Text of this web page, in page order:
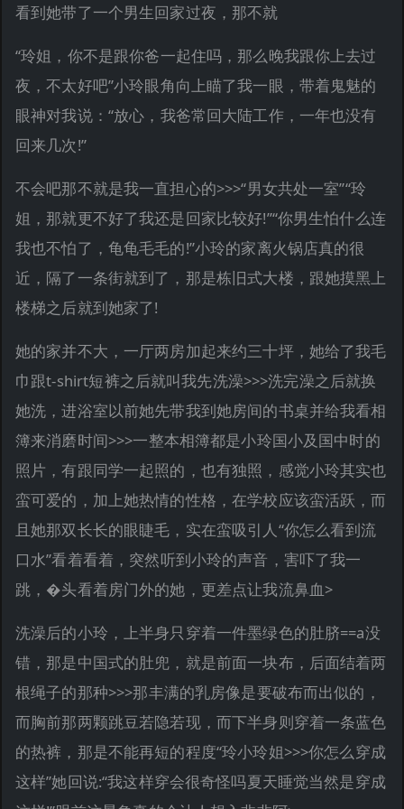
看到她带了一个男生回家过夜，那不就
“玲姐，你不是跟你爸一起住吗，那么晚我跟你上去过
夜，不太好吧”小玲眼角向上瞄了我一眼，带着鬼魅的
眼神对我说：“放心，我爸常回大陆工作，一年也没有
回来几次!”
不会吧那不就是我一直担心的>>>“男女共处一室”“玲
姐，那就更不好了我还是回家比较好!”“你男生怕什么连
我也不怕了，龟龟毛毛的!”小玲的家离火锅店真的很
近，隔了一条街就到了，那是栋旧式大楼，跟她摸黑上
楼梯之后就到她家了!
她的家并不大，一厅两房加起来约三十坪，她给了我毛
巾跟t-shirt短裤之后就叫我先洗澡>>>洗完澡之后就换
她洗，进浴室以前她先带我到她房间的书桌并给我看相
簿来消磨时间>>>一整本相簿都是小玲国小及国中时的
照片，有跟同学一起照的，也有独照，感觉小玲其实也
蛮可爱的，加上她热情的性格，在学校应该蛮活跃，而
且她那双长长的眼睫毛，实在蛮吸引人“你怎么看到流
口水”看着看着，突然听到小玲的声音，害吓了我一
跳，�头看着房门外的她，更差点让我流鼻血>
洗澡后的小玲，上半身只穿着一件墨绿色的肚脐==a没
错，那是中国式的肚兜，就是前面一块布，后面结着两
根绳子的那种>>>那丰满的乳房像是要破布而出似的，
而胸前那两颗跳豆若隐若现，而下半身则穿着一条蓝色
的热裤，那是不能再短的程度“玲小玲姐>>>你怎么穿成
这样”她回说:“我这样穿会很奇怪吗夏天睡觉当然是穿成